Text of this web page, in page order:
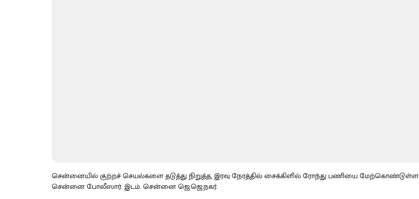
சென்னையில் குற்றச் செயல்களை தடுத்து நிறுத்த, இரவு நேரத்தில் சைக்கிளில் ரோந்து பணியை மேற்கொண்டுள்ள
சென்னை போலீஸார். இடம். சென்னை ஜெ.ஜெ.நகர்.